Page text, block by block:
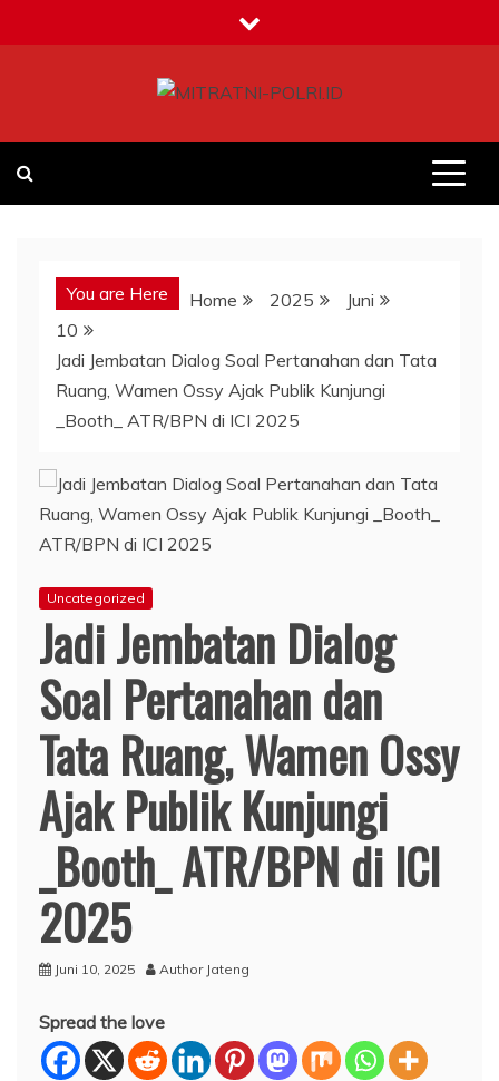
to
You are Here Home 2025
Juni
10
Jadi Jembatan Dialog Soal Pertanahan dan Tata
Ruang, Wamen Ossy Ajak Publik Kunjungi
_Booth_ ATR/BPN di ICI 2025
Uncategorized
Jadi Jembatan Dialog
Soal Pertanahan dan
Tata Ruang, Wamen Ossy
Ajak Publik Kunjungi
_Booth_ ATR/BPN di ICI
2025
Juni 10, 2025 Author Jateng
Spread the love